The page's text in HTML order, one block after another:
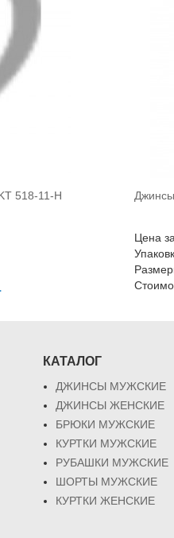
518-11-H
Цена
КАТАЛОГ
ДЖИНСЫ МУЖСКИЕ
ДЖИНСЫ ЖЕНСКИЕ
БРЮКИ МУЖСКИЕ
КУРТКИ МУЖСКИЕ
РУБАШКИ МУЖСКИЕ
ШОРТЫ МУЖСКИЕ
КУРТКИ ЖЕНСКИЕ